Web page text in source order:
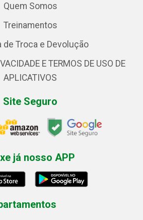
Quem Somos
Treinamentos
de Troca e Devolução
E TERMOS DE USO DE
APLICATIVOS
Site Seguro
já nosso APP